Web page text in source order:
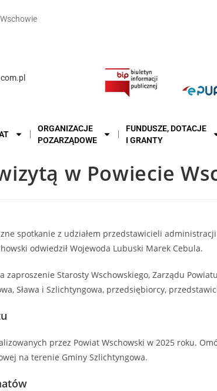
ORGANIZACJE
POZARZĄDOWE
FUNDUSZE, DOTACJE
I GRANTY
w Powiecie
spotkanie z udziałem przedstawicieli
odwiedził Wojewoda Lubuski Marek Cebula.
zaproszenie Starosty Wschowskiego, Zarządu
Sława i Szlichtyngowa, przedsiębiorcy,
przez Powiat Wschowski w 2025 roku.
na terenie Gminy Szlichtyngowa.